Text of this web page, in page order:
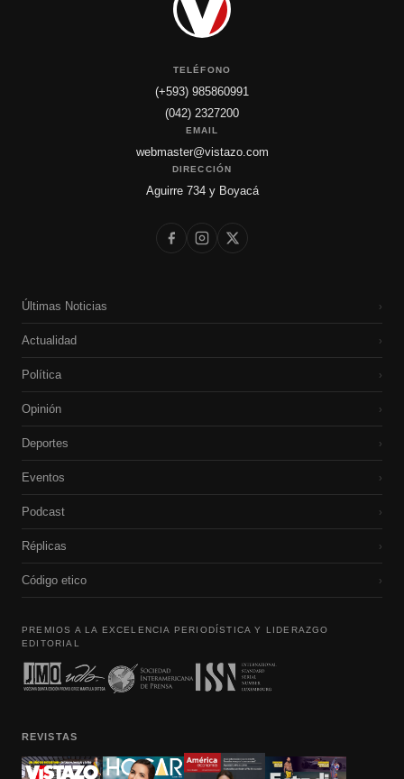
TELÉFONO
(+593) 985860991
(042) 2327200
EMAIL
webmaster@vistazo.com
DIRECCIÓN
Aguirre 734 y Boyacá
Últimas Noticias ›
Actualidad ›
Política ›
Opinión ›
Deportes ›
Eventos ›
Podcast ›
Réplicas ›
Código etico ›
PREMIOS A LA EXCELENCIA PERIODÍSTICA Y LIDERAZGO
EDITORIAL
REVISTAS